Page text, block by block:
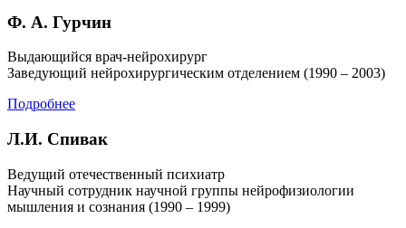
Ф. А. Гурчин
Выдающийся врач-нейрохирург
Заведующий нейрохирургическим отделением (1990 – 2003)
Подробнее
Л.И. Спивак
Ведущий отечественный психиатр
Научный сотрудник научной группы нейрофизиологии
мышления и сознания (1990 – 1999)